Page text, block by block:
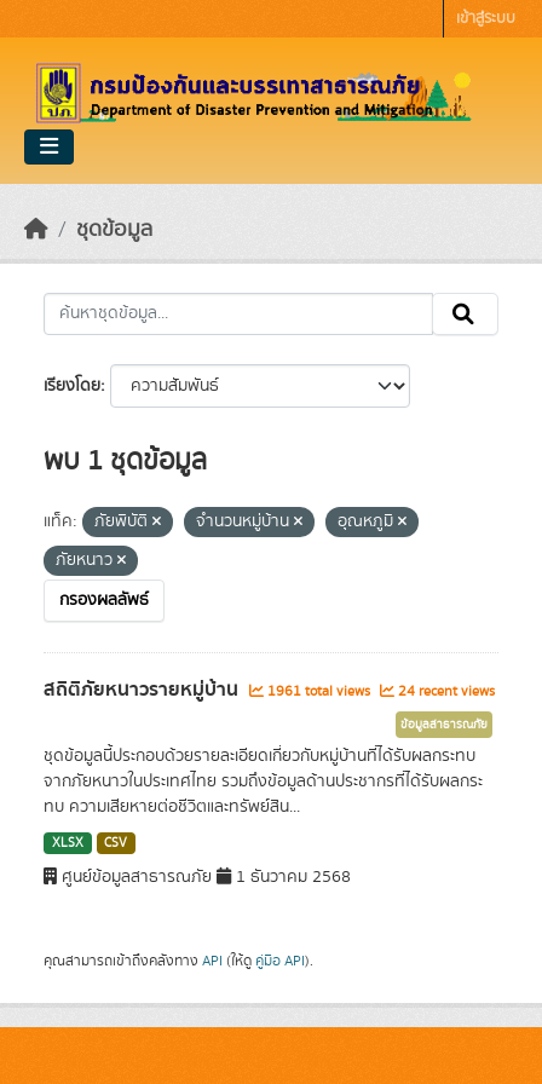
เข้าสู่ระบบ
ชุดข้อมูล
เรียงโดย
พบ 1 ชุดข้อมูล
แท็ค: ภัยพิบัติ จำนวนหมู่บ้าน
อุณหภูมิ
ภัยหนาว
กรองผลลัพธ์
สถิติภัยหนาวรายหมู่บ้าน 1961 total views 24 recent views
ข้อมูลสาธารณภัย
ชุดข้อมูลนี้ประกอบด้วยรายละเอียดเกี่ยวกับหมู่บ้านที่ได้รับผลกระทบ
จากภัยหนาวในประเทศไทย รวมถึงข้อมูลด้านประชากรที่ได้รับผลกระ
ทบ ความเสียหายต่อชีวิตและทรัพย์สิน...
XLSX CSV
ศูนย์ข้อมูลสาธารณภัย 1 ธันวาคม 2568
คุณสามารถเข้าถึงคลังทาง API (ให้ดู คู่มือ API).